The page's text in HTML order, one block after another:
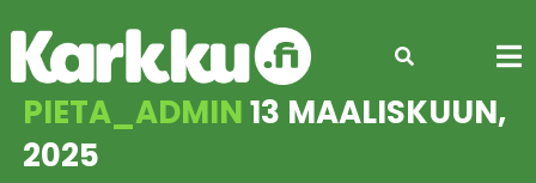
to
content
PIETA_ADMIN13 MAALISKUUN,
2025